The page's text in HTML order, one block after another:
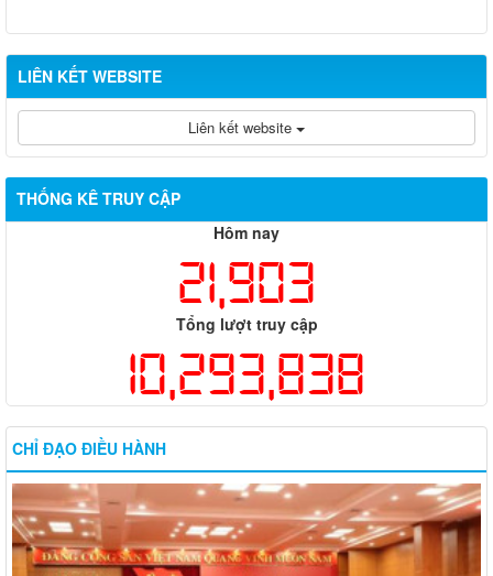
LIÊN KẾT WEBSITE
Liên kết website
THỐNG KÊ TRUY CẬP
Hôm nay
21,903
Tổng lượt truy cập
10,293,838
CHỈ ĐẠO ĐIỀU HÀNH